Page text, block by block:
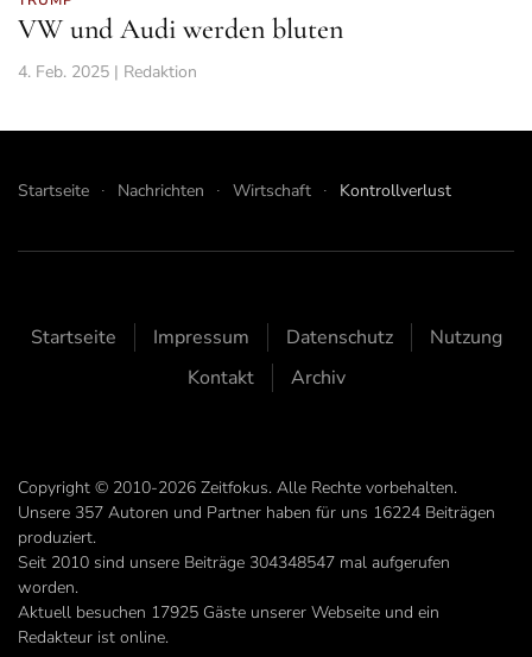
VW und Audi werden bluten
4. Feb. 2025 | Redaktion
Startseite Nachrichten Wirtschaft Kontrollverlust
Startseite Impressum Datenschutz
Nutzung
Kontakt
Archiv
Copyright © 2010-2026 Zeitfokus. Alle Rechte vorbehalten.
Unsere 357 Autoren und Partner haben für uns 16224 Beiträgen
produziert.
Seit 2010 sind unsere Beiträge 304348547 mal aufgerufen
worden.
Aktuell besuchen 17925 Gäste unserer Webseite und ein
Redakteur ist online.